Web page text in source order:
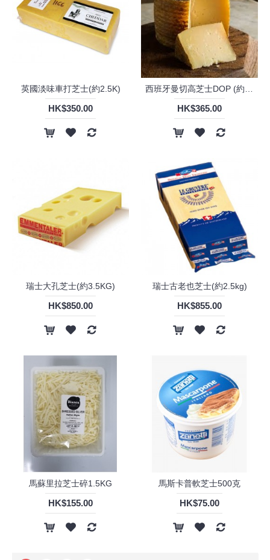
英國淡味車打芝士(約2.5K)
HK$350.00
西班牙曼切高芝士DOP (約3KG)
HK$365.00
瑞士大孔芝士(約3.5KG)
HK$850.00
瑞士古老也芝士(約2.5kg)
HK$855.00
馬蘇里拉芝士碎1.5KG
HK$155.00
馬斯卡普軟芝士500克
HK$75.00